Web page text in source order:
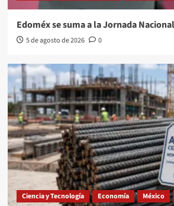
Edoméx se suma a la Jornada
5 de agosto de 2026 0
Ciencia y Tecnología Economía México